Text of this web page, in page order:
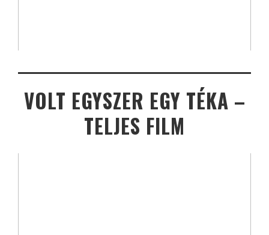
VOLT EGYSZER EGY TÉKA –
TELJES FILM